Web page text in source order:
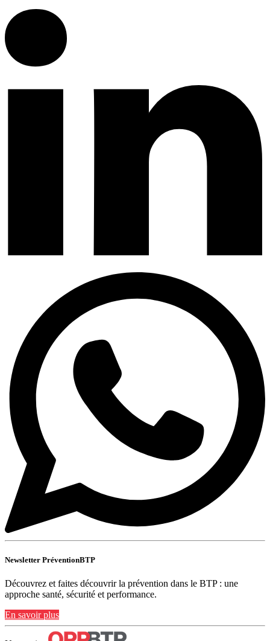
Newsletter PréventionBTP
Découvrez et faites découvrir la prévention dans le BTP : une
approche santé, sécurité et performance.
En savoir plus